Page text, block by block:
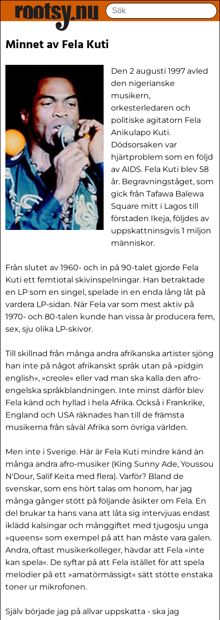
Minnet av Fela Kuti
Den 2 augusti 1997 avled
den nigerianske
musikern,
orkesterledaren och
politiske agitatorn Fela
Anikulapo Kuti.
Dödsorsaken var
hjärtproblem som en följd
av AIDS. Fela Kuti blev 58
år. Begravningståget, som
gick från Tafawa Balewa
Square mitt i Lagos till
förstaden Ikeja, följdes av
uppskattninsgvis 1 miljon
människor.
Från slutet av 1960- och in på 90-talet gjorde Fela
Kuti ett femtiotal skivinspelningar. Han betraktade
en LP som en singel, spelade in en enda lång låt på
vardera LP-sidan. När Fela var som mest aktiv på
1970- och 80-talen kunde han vissa år producera fem,
sex, sju olika LP-skivor.
Till skillnad från många andra afrikanska artister sjöng
han inte på något afrikanskt språk utan på »pidgin
english«, »creole« eller vad man ska kalla den afro-
engelska språkblandningen. Inte minst därför blev
Fela känd och hyllad i hela Afrika. Också i Frankrike,
England och USA räknades han till de främsta
musikerna från såväl Afrika som övriga världen.
Men inte i Sverige. Här är Fela Kuti mindre känd än
många andra afro-musiker (King Sunny Ade, Youssou
N'Dour, Salif Keita med flera). Varför? Bland de
svenskar, som ens hört talas om honom, har jag
många gånger stött på följande åsikter om Fela. En
del brukar ta hans vana att låta sig intervjuas endast
iklädd kalsingar och månggiftet med tjugosju unga
»queens« som exempel på att han måste vara galen.
Andra, oftast musikerkolleger, hävdar att Fela »inte
kan spela«. De syftar på att Fela istället för att spela
melodier på ett »amatörmässigt« sätt stötte enstaka
toner ur mikrofonen.
Själv började jag på allvar uppskatta - ska jag